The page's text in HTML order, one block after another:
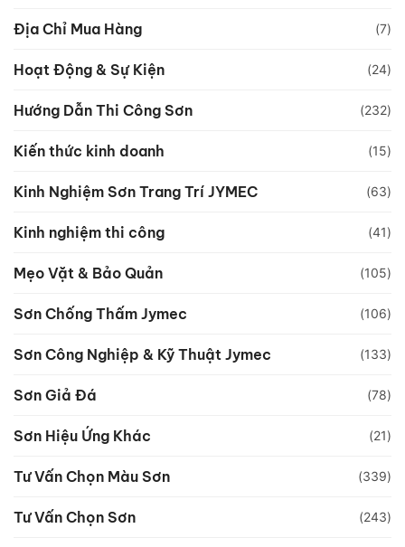
Địa Chỉ Mua Hàng (7)
Hoạt Động & Sự Kiện (24)
Hướng Dẫn Thi Công Sơn (232)
Kiến thức kinh doanh (15)
Kinh Nghiệm Sơn Trang Trí JYMEC (63)
Kinh nghiệm thi công (41)
Mẹo Vặt & Bảo Quản (105)
Sơn Chống Thấm Jymec (106)
Sơn Công Nghiệp & Kỹ Thuật Jymec (133)
Sơn Giả Đá (78)
Sơn Hiệu Ứng Khác (21)
Tư Vấn Chọn Màu Sơn (339)
Tư Vấn Chọn Sơn (243)